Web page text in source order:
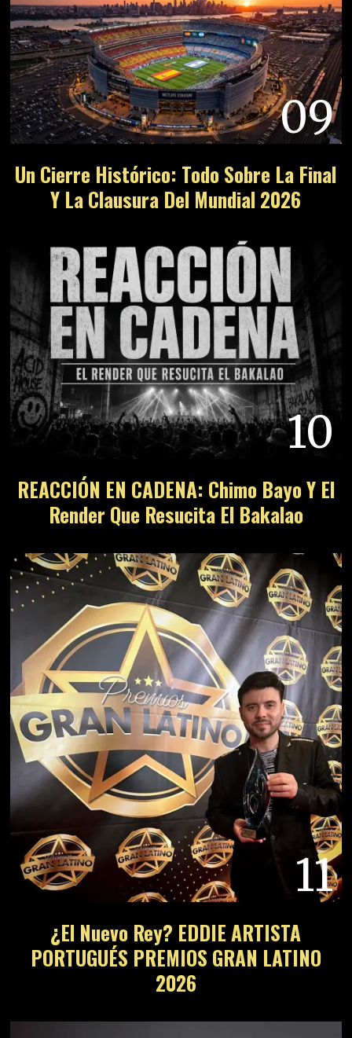
09
Un Cierre Histórico: Todo Sobre La Final
Y La Clausura Del Mundial 2026
10
REACCIÓN EN CADENA: Chimo Bayo Y El
Render Que Resucita El Bakalao
11
¿El Nuevo Rey? EDDIE ARTISTA
PORTUGUÉS PREMIOS GRAN LATINO
2026